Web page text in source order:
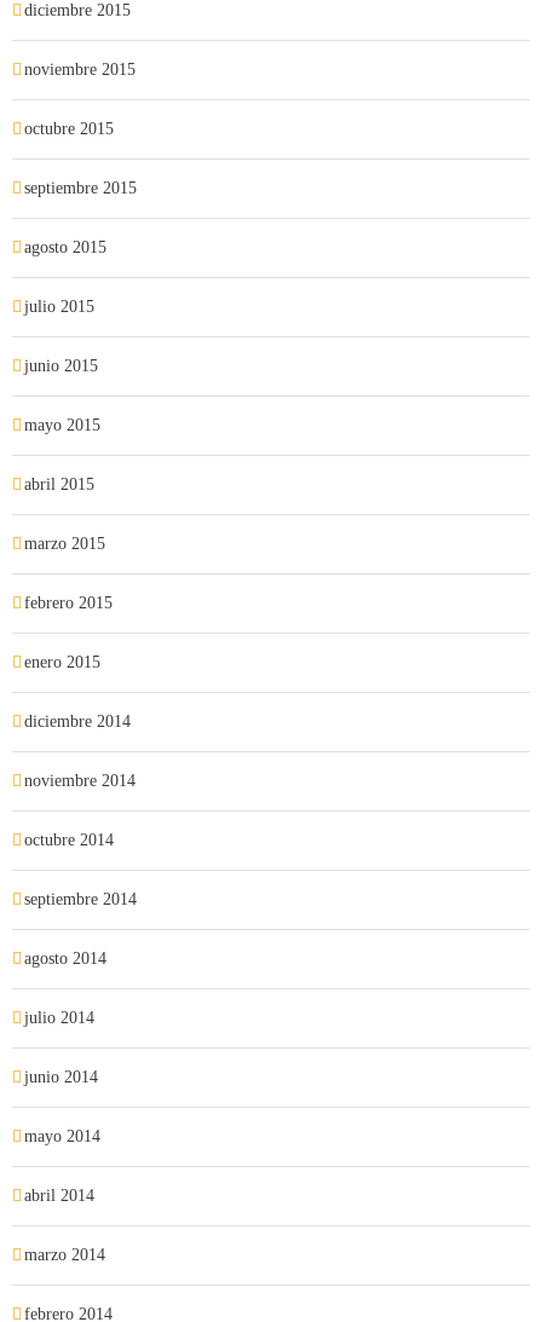
diciembre 2015
noviembre 2015
octubre 2015
septiembre 2015
agosto 2015
julio 2015
junio 2015
mayo 2015
abril 2015
marzo 2015
febrero 2015
enero 2015
diciembre 2014
noviembre 2014
octubre 2014
septiembre 2014
agosto 2014
julio 2014
junio 2014
mayo 2014
abril 2014
marzo 2014
febrero 2014